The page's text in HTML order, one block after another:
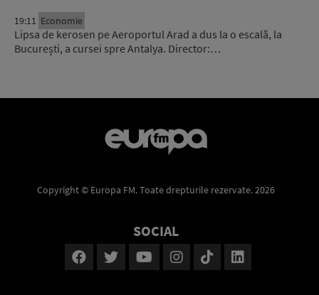
19:11 Economie
Lipsa de kerosen pe Aeroportul Arad a dus la o escală, la
București, a cursei spre Antalya. Director:…
Copyright © Europa FM. Toate drepturile rezervate. 2026
SOCIAL